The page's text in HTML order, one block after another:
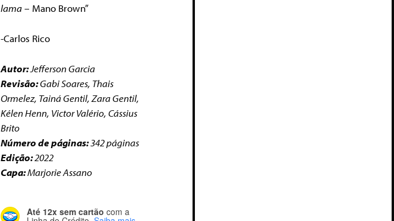
lama– Mano Brown”
-Carlos Rico
Autor:Jefferson Garcia
Revisão:Gabi Soares, Thais
Ormelez, Tainá Gentil, Zara Gentil,
Kélen Henn, Victor Valério, Cássius
Brito
Número de páginas:342 páginas
Edição:2022
Capa:Marjorie Assano
Até 12x sem cartão com a